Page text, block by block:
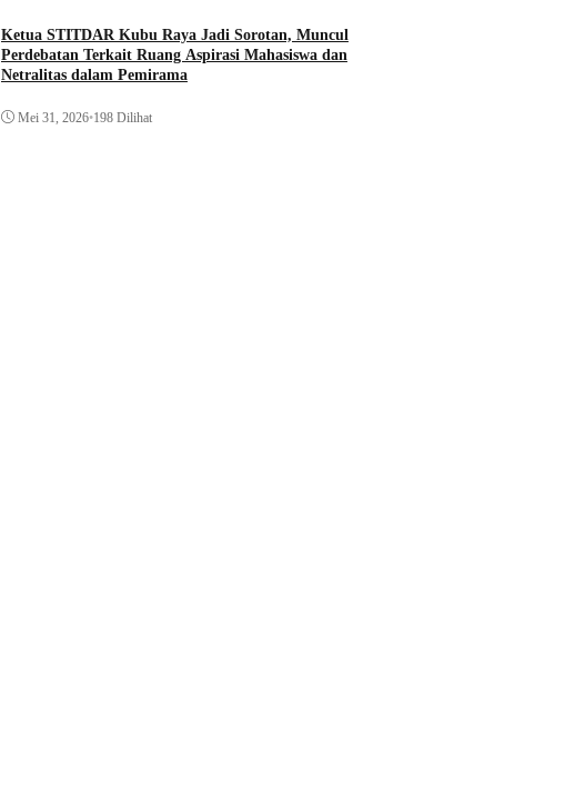
Ketua STITDAR Kubu Raya Jadi Sorotan, Muncul
Perdebatan Terkait Ruang Aspirasi Mahasiswa dan
Netralitas dalam Pemirama
Mei 31, 2026•198 Dilihat